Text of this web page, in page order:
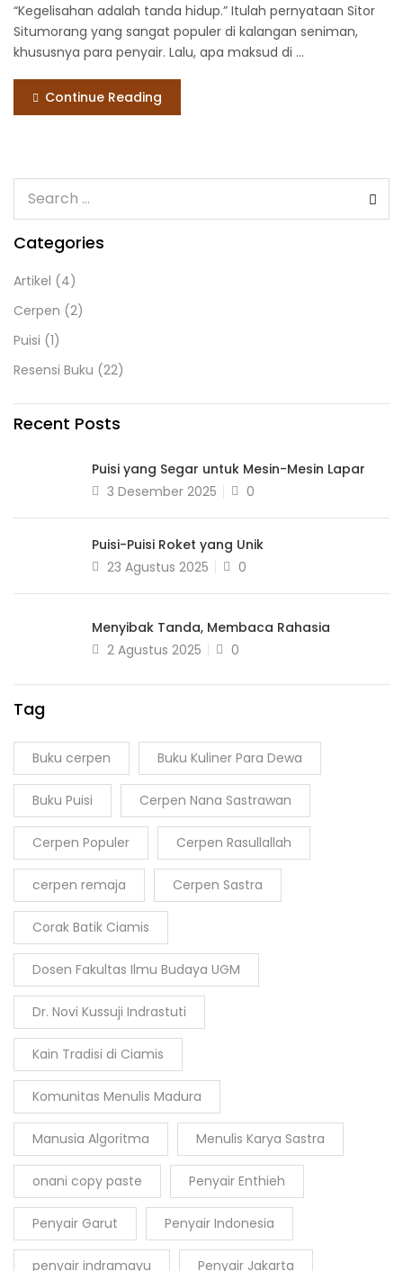
“Kegelisahan adalah tanda hidup.” Itulah pernyataan Sitor
Situmorang yang sangat populer di kalangan seniman,
khususnya para penyair. Lalu, apa maksud di ...
Continue Reading
Categories
Artikel (4)
Cerpen (2)
Puisi (1)
Resensi Buku (22)
Recent Posts
Puisi yang Segar untuk Mesin-Mesin Lapar
3 Desember 2025
0
Puisi-Puisi Roket yang Unik
23 Agustus 2025
0
Menyibak Tanda, Membaca Rahasia
2 Agustus 2025
0
Tag
Buku cerpen Buku Kuliner Para Dewa
Buku Puisi Cerpen Nana Sastrawan
Cerpen Populer Cerpen Rasullallah
cerpen remaja Cerpen Sastra
Corak Batik Ciamis
Dosen Fakultas Ilmu Budaya UGM
Dr. Novi Kussuji Indrastuti
Kain Tradisi di Ciamis
Komunitas Menulis Madura
Manusia Algoritma Menulis Karya Sastra
onani copy paste Penyair Enthieh
Penyair Garut Penyair Indonesia
penyair indramayu Penyair Jakarta